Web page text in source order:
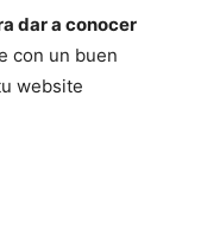
dar a conocer
con un buen
website